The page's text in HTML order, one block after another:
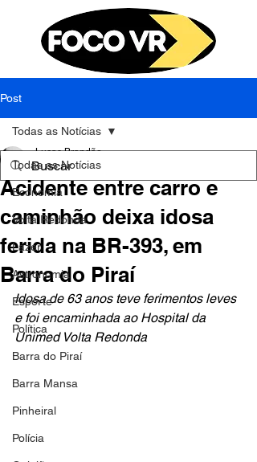
Post
Todas as Notícias
Economia
Volta Redonda
Lazer
Astronomia
Esporte
Política
Barra do Piraí
Barra Mansa
Pinheiral
Polícia
Todas as Notícias
Acidente entre carro e
caminhão deixa idosa
ferida na BR-393, em
Barra do Piraí
Lucas Brandão
14 de mar. de 2025
Idosa de 63 anos teve ferimentos leves
e foi encaminhada ao Hospital da
Unimed Volta Redonda